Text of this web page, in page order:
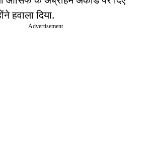
हवाला दिया.
Advertisement